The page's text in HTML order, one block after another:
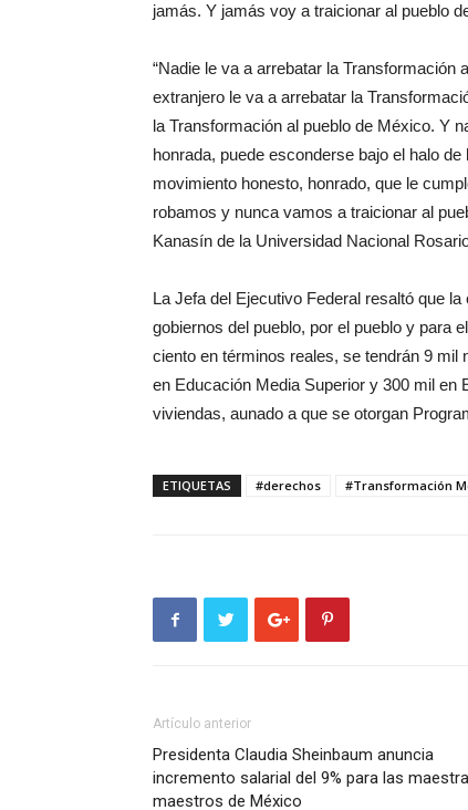
jamás. Y jamás voy a traicionar al pueblo
“Nadie le va a arrebatar la Transformación
extranjero le va a arrebatar la
la Transformación al pueblo de México. Y
honrada, puede esconderse bajo el halo
movimiento honesto, honrado, que le
robamos y nunca vamos a traicionar al
Kanasín de la Universidad Nacional
La Jefa del Ejecutivo Federal resaltó que
gobiernos del pueblo, por el pueblo y para
ciento en términos reales, se tendrán 9
en Educación Media Superior y 300 mil
viviendas, aunado a que se otorgan
ETIQUETAS #derechos #Transformación
Artículo anterior
Presidenta Claudia Sheinbaum anuncia
incremento salarial del 9% para las
maestros de México